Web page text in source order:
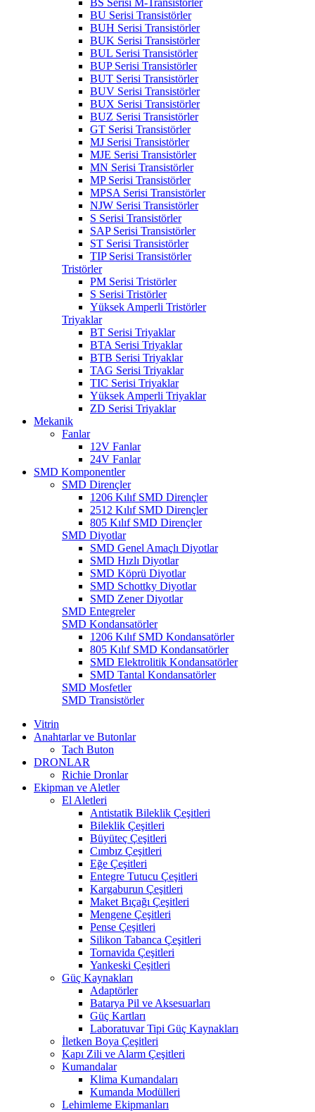
BS Serisi M-Transistörler
BU Serisi Transistörler
BUH Serisi Transistörler
BUK Serisi Transistörler
BUL Serisi Transistörler
BUP Serisi Transistörler
BUT Serisi Transistörler
BUV Serisi Transistörler
BUX Serisi Transistörler
BUZ Serisi Transistörler
GT Serisi Transistörler
MJ Serisi Transistörler
MJE Serisi Transistörler
MN Serisi Transistörler
MP Serisi Transistörler
MPSA Serisi Transistörler
NJW Serisi Transistörler
S Serisi Transistörler
SAP Serisi Transistörler
ST Serisi Transistörler
TIP Serisi Transistörler
Tristörler
PM Serisi Tristörler
S Serisi Tristörler
Yüksek Amperli Tristörler
Triyaklar
BT Serisi Triyaklar
BTA Serisi Triyaklar
BTB Serisi Triyaklar
TAG Serisi Triyaklar
TIC Serisi Triyaklar
Yüksek Amperli Triyaklar
ZD Serisi Triyaklar
Mekanik
Fanlar
12V Fanlar
24V Fanlar
SMD Komponentler
SMD Dirençler
1206 Kılıf SMD Dirençler
2512 Kılıf SMD Dirençler
805 Kılıf SMD Dirençler
SMD Diyotlar
SMD Genel Amaçlı Diyotlar
SMD Hızlı Diyotlar
SMD Köprü Diyotlar
SMD Schottky Diyotlar
SMD Zener Diyotlar
SMD Entegreler
SMD Kondansatörler
1206 Kılıf SMD Kondansatörler
805 Kılıf SMD Kondansatörler
SMD Elektrolitik Kondansatörler
SMD Tantal Kondansatörler
SMD Mosfetler
SMD Transistörler
Vitrin
Anahtarlar ve Butonlar
Tach Buton
DRONLAR
Richie Dronlar
Ekipman ve Aletler
El Aletleri
Antistatik Bileklik Çeşitleri
Bileklik Çeşitleri
Büyüteç Çeşitleri
Cımbız Çeşitleri
Eğe Çeşitleri
Entegre Tutucu Çeşitleri
Kargaburun Çeşitleri
Maket Bıçağı Çeşitleri
Mengene Çeşitleri
Pense Çeşitleri
Silikon Tabanca Çeşitleri
Tornavida Çeşitleri
Yankeski Çeşitleri
Güç Kaynakları
Adaptörler
Batarya Pil ve Aksesuarları
Güç Kartları
Laboratuvar Tipi Güç Kaynakları
İletken Boya Çeşitleri
Kapı Zili ve Alarm Çeşitleri
Kumandalar
Klima Kumandaları
Kumanda Modülleri
Lehimleme Ekipmanları